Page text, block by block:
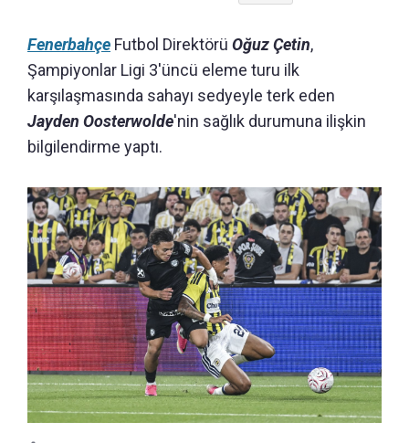
Fenerbahçe Futbol Direktörü Oğuz Çetin,
Şampiyonlar Ligi 3'üncü eleme turu ilk
karşılaşmasında sahayı sedyeyle terk eden
Jayden Oosterwolde'nin sağlık durumuna ilişkin
bilgilendirme yaptı.